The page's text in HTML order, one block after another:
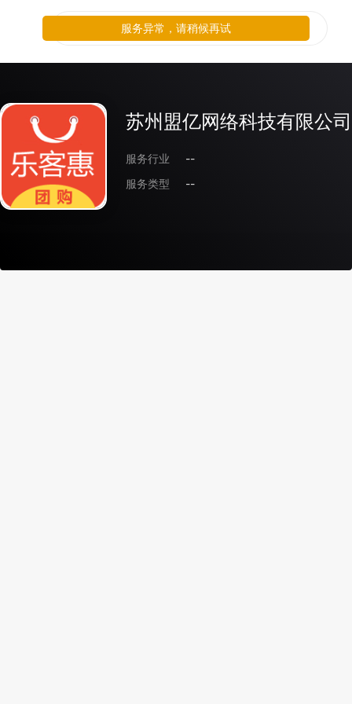
苏州盟亿网络科技有限公司
服务行业
--
服务类型
--
服务异常，请稍候再试